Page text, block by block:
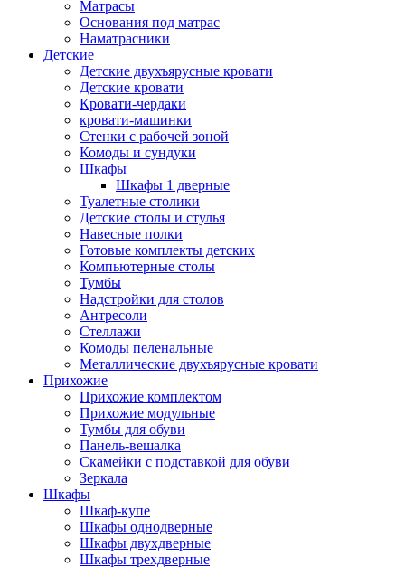
Матрасы
Основания под матрас
Наматрасники
Детские
Детские двухъярусные кровати
Детские кровати
Кровати-чердаки
кровати-машинки
Стенки с рабочей зоной
Комоды и сундуки
Шкафы
Шкафы 1 дверные
Туалетные столики
Детские столы и стулья
Навесные полки
Готовые комплекты детских
Компьютерные столы
Тумбы
Надстройки для столов
Антресоли
Стеллажи
Комоды пеленальные
Металлические двухъярусные кровати
Прихожие
Прихожие комплектом
Прихожие модульные
Тумбы для обуви
Панель-вешалка
Скамейки с подставкой для обуви
Зеркала
Шкафы
Шкаф-купе
Шкафы однодверные
Шкафы двухдверные
Шкафы трехдверные